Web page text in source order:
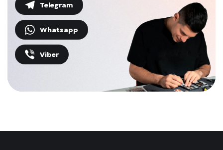
Telegram
Whatsapp
Viber